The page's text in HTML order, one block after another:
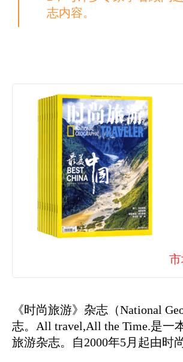
志内容。
《时尚旅游》杂志（National
志。All travel,All the Time.是一
旅游杂志。自2000年5月起由时